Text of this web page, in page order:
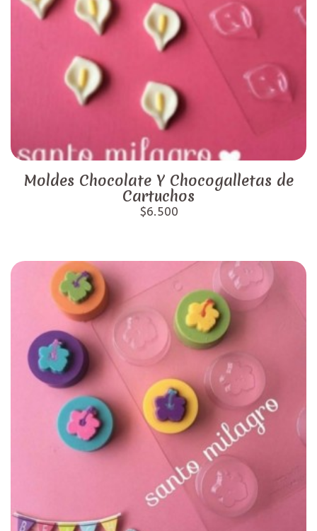
Moldes Chocolate Y Chocogalletas de
Cartuchos
$6.500